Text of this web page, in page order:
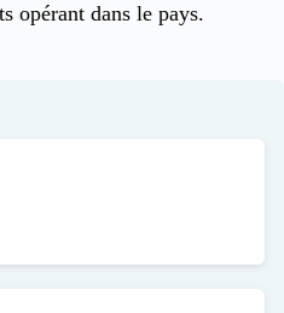
opérant dans le pays.